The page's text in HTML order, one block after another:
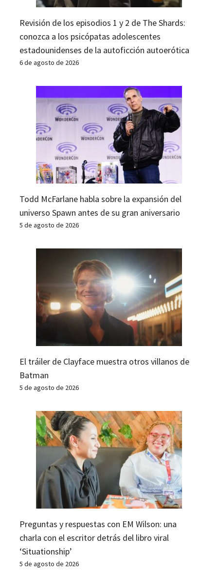
Revisión de los episodios 1 y 2 de The Shards:
conozca a los psicópatas adolescentes
estadounidenses de la autoficción autoerótica
6 de agosto de 2026
Todd McFarlane habla sobre la expansión del
universo Spawn antes de su gran aniversario
5 de agosto de 2026
El tráiler de Clayface muestra otros villanos de
Batman
5 de agosto de 2026
Preguntas y respuestas con EM Wilson: una
charla con el escritor detrás del libro viral
‘Situationship’
5 de agosto de 2026